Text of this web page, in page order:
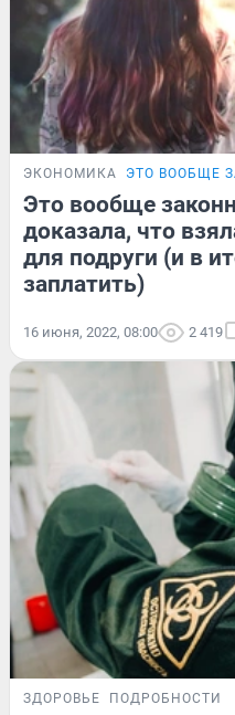
ЭКОНОМИКА ЭТО ВООБЩЕ
Это вообще
доказала, что
для подруги (и в
заплатить)
16 июня, 2022, 08:00 2 419
ЗДОРОВЬЕ ПОДРОБНОСТИ